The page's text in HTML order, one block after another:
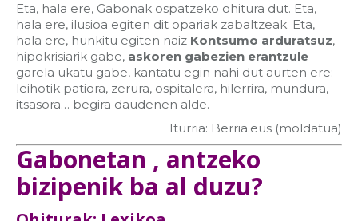
Eta, hala ere, Gabonak ospatzeko ohitura dut. Eta,
hala ere, ilusioa egiten dit opariak zabaltzeak. Eta,
hala ere, hunkitu egiten naiz Kontsumo arduratsuz,
hipokrisiarik gabe, askoren gabezien erantzule
garela ukatu gabe, kantatu egin nahi dut aurten ere:
leihotik patiora, zerura, ospitalera, hilerrira, mundura,
itsasora… begira daudenen alde.
Iturria: Berria.eus (moldatua)
Gabonetan , antzeko
bizipenik ba al duzu?